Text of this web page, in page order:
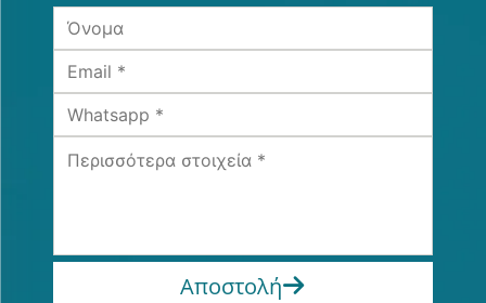
Αποστολή